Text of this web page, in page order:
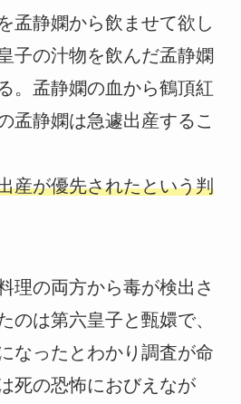
孟静嫻から飲ませて欲し
子の汁物を飲んだ孟静嫻
。孟静嫻の血から鶴頂紅
孟静嫻は急遽出産するこ
産が優先されたという判
理の両方から毒が検出さ
のは第六皇子と甄嬛で、
なったとわかり調査が命
死の恐怖におびえなが